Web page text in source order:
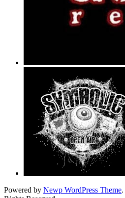
Powered by Newp WordPress Theme.